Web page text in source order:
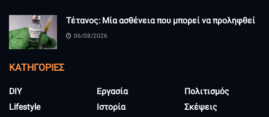
Τέτανος: Μία ασθένεια που μπορεί να προληφθεί
06/08/2026
KΑΤΗΓΟΡΊΕΣ
DIY
Lifestyle
Εργασία
Ιστορία
Πολιτισμός
Σκέψεις